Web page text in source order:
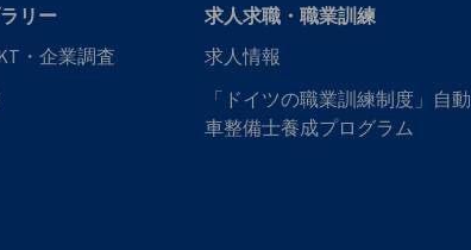
リー
・企業調査
求人求職・職業訓練
求人情報
「ドイツの職業訓練制度」自動
車整備士養成プログラム